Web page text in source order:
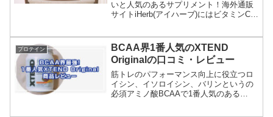
いと人気のあるサプリメント！海外通販
サイトiHerb(アイハーブ)にはビタミンCを
れの効果の解説をします！美白・美
肌・...
プロテイン
BCAA界1番人気のXTEND
Originalの口コミ・レビュー
筋トレのパフォーマンス向上に役立つロ
イシン、イソロイシン、バリンというの
必須アミノ酸BCAAで1番人気のある